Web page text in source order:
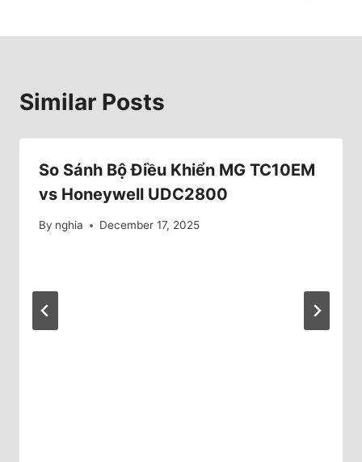
Similar Posts
So Sánh Bộ Điều Khiển MG TC10EM
vs Honeywell UDC2800
By nghia December 17, 2025